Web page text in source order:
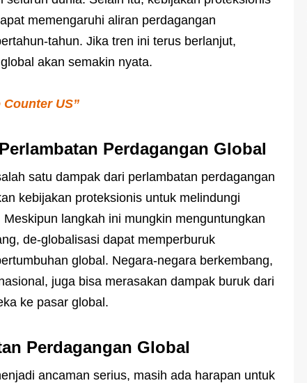
memengaruhi aliran perdagangan
tahun. Jika tren ini terus berlanjut,
akan semakin nyata.
US”
Perdagangan Global
satu dampak dari perlambatan perdagangan
kebijakan proteksionis untuk melindungi
langkah ini mungkin menguntungkan
de-globalisasi dapat memperburuk
global. Negara-negara berkembang,
juga bisa merasakan dampak buruk dari
ke pasar global.
Perdagangan Global
ancaman serius, masih ada harapan untuk